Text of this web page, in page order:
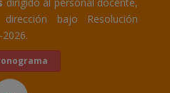
bajo Resolución